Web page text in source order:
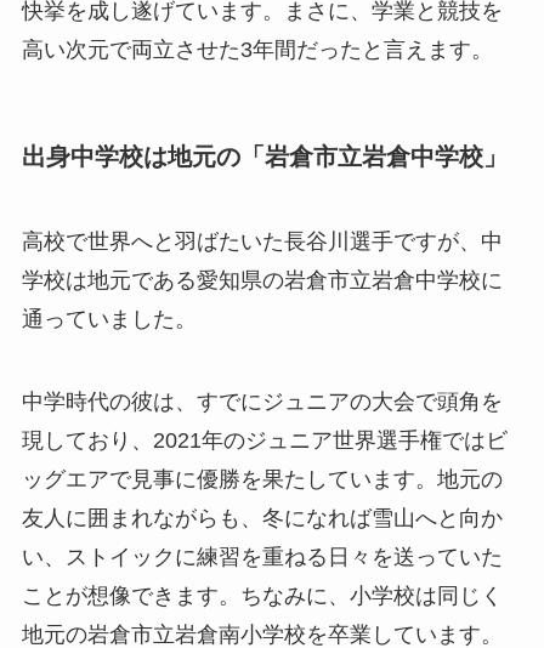
快挙を成し遂げています。まさに、学業と競技を
高い次元で両立させた3年間だったと言えます。
出身中学校は地元の「岩倉市立岩倉中学校」
高校で世界へと羽ばたいた長谷川選手ですが、中
学校は地元である愛知県の岩倉市立岩倉中学校に
通っていました。
中学時代の彼は、すでにジュニアの大会で頭角を
現しており、2021年のジュニア世界選手権ではビ
ッグエアで見事に優勝を果たしています。地元の
友人に囲まれながらも、冬になれば雪山へと向か
い、ストイックに練習を重ねる日々を送っていた
ことが想像できます。ちなみに、小学校は同じく
地元の岩倉市立岩倉南小学校を卒業しています。